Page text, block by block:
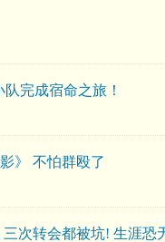
完成宿命之旅！
》 不怕群殴了
次转会都被坑! 生涯恐